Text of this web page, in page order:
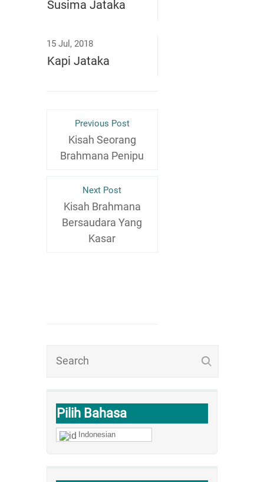
Pilih Bahasa
Indonesian
Susima Jataka
15 Jul, 2018
Kapi Jataka
Previous Post
Kisah Seorang
Brahmana Penipu
Next Post
Kisah Brahmana
Bersaudara Yang
Kasar